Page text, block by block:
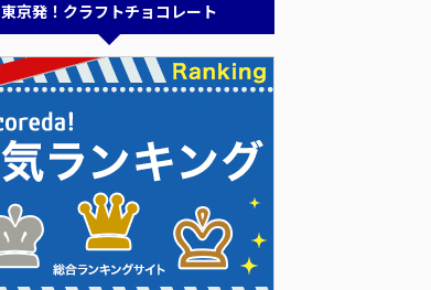
東京発！クラフトチョコレート